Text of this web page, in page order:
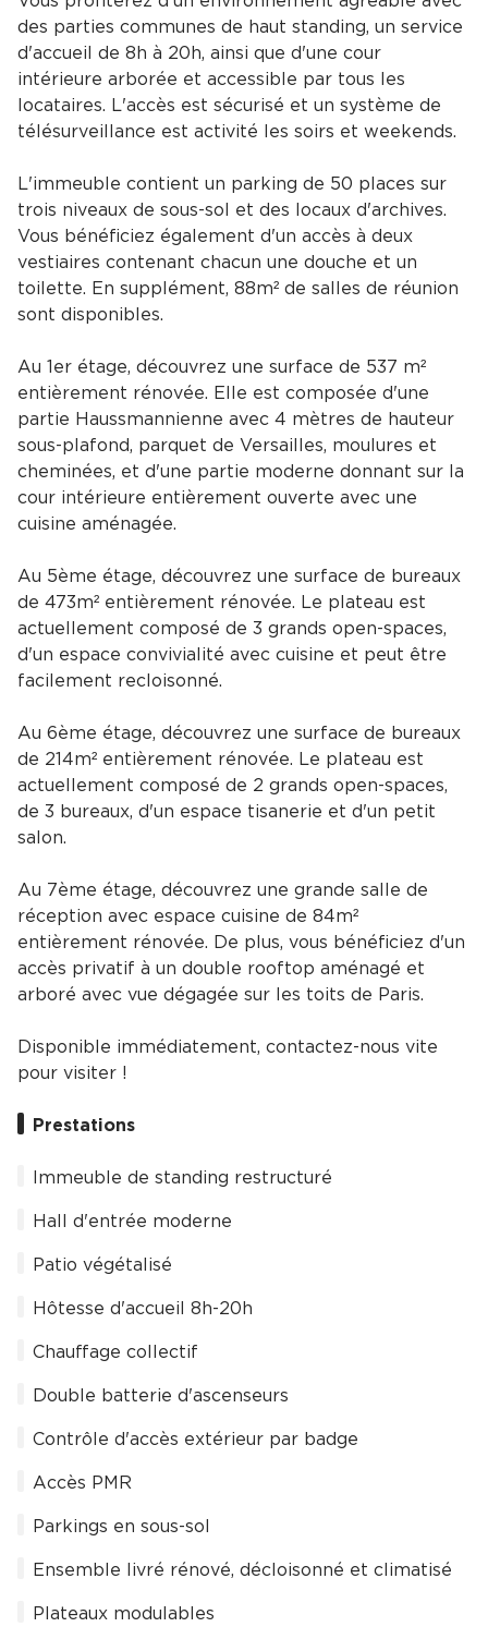
des parties communes de haut standing, un service
d'accueil de 8h à 20h, ainsi que d'une cour
intérieure arborée et accessible par tous les
locataires. L'accès est sécurisé et un système de
télésurveillance est activité les soirs et weekends.
L'immeuble contient un parking de 50 places sur
trois niveaux de sous-sol et des locaux d'archives.
Vous bénéficiez également d'un accès à deux
vestiaires contenant chacun une douche et un
toilette. En supplément, 88m² de salles de réunion
sont disponibles.
Au 1er étage, découvrez une surface de 537 m²
entièrement rénovée. Elle est composée d'une
partie Haussmannienne avec 4 mètres de hauteur
sous-plafond, parquet de Versailles, moulures et
cheminées, et d'une partie moderne donnant sur la
cour intérieure entièrement ouverte avec une
cuisine aménagée.
Au 5ème étage, découvrez une surface de bureaux
de 473m² entièrement rénovée. Le plateau est
actuellement composé de 3 grands open-spaces,
d'un espace convivialité avec cuisine et peut être
facilement recloisonné.
Au 6ème étage, découvrez une surface de bureaux
de 214m² entièrement rénovée. Le plateau est
actuellement composé de 2 grands open-spaces,
de 3 bureaux, d'un espace tisanerie et d'un petit
salon.
Au 7ème étage, découvrez une grande salle de
réception avec espace cuisine de 84m²
entièrement rénovée. De plus, vous bénéficiez d'un
accès privatif à un double rooftop aménagé et
arboré avec vue dégagée sur les toits de Paris.
Disponible immédiatement, contactez-nous vite
pour visiter !
Prestations
Immeuble de standing restructuré
Hall d'entrée moderne
Patio végétalisé
Hôtesse d'accueil 8h-20h
Chauffage collectif
Double batterie d'ascenseurs
Contrôle d'accès extérieur par badge
Accès PMR
Parkings en sous-sol
Ensemble livré rénové, décloisonné et climatisé
Plateaux modulables